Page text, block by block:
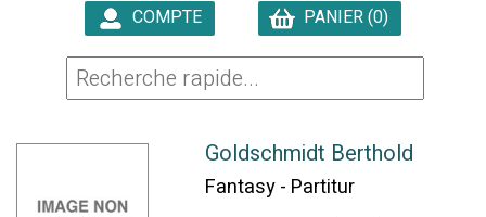
COMPTE
PANIER (0)
Goldschmidt Berthold
Fantasy - Partitur